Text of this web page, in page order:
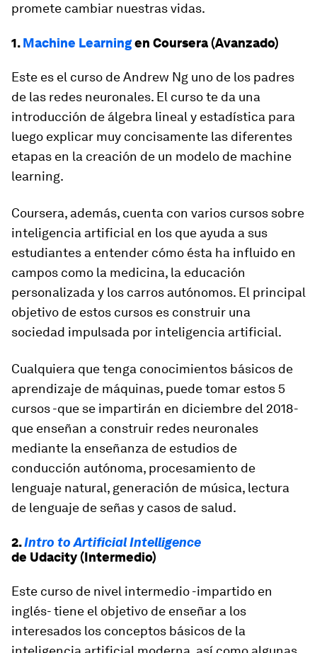
promete cambiar nuestras vidas.
1.Machine Learningen Coursera (Avanzado)
Este es el curso de Andrew Ng uno de los padres
de las redes neuronales. El curso te da una
introducción de álgebra lineal y estadística para
luego explicar muy concisamente las diferentes
etapas en la creación de un modelo de machine
learning.
Coursera, además, cuenta con varios cursos sobre
inteligencia artificial en los que ayuda a sus
estudiantes a entender cómo ésta ha influido en
campos como la medicina, la educación
personalizada y los carros autónomos. El principal
objetivo de estos cursos es construir una
sociedad impulsada por inteligencia artificial.
Cualquiera que tenga conocimientos básicos de
aprendizaje de máquinas, puede tomar estos 5
cursos -que se impartirán en diciembre del 2018-
que enseñan a construir redes neuronales
mediante la enseñanza de estudios de
conducción autónoma, procesamiento de
lenguaje natural, generación de música, lectura
de lenguaje de señas y casos de salud.
2.Intro to Artificial Intelligence
de Udacity (Intermedio)
Este curso de nivel intermedio -impartido en
inglés- tiene el objetivo de enseñar a los
interesados los conceptos básicos de la